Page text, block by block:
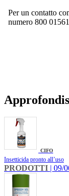
Per un contatto
numero 800
CIFO
Insetticida pronto all’uso
PRODOTTI | 09/